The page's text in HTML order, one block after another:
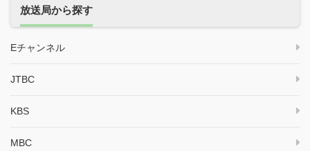
放送局から探す
Eチャンネル
JTBC
KBS
MBC